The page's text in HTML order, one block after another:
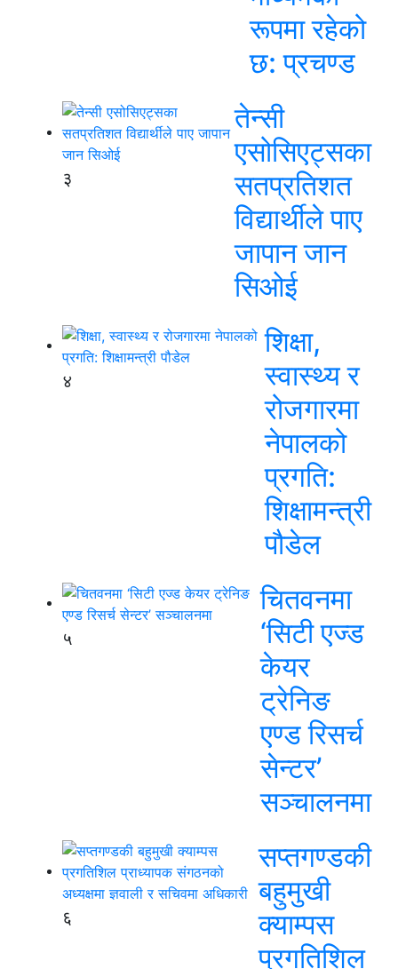
रूपमा रहेको
छ: प्रचण्ड
३
तेन्सी
एसोसिएट्सका
सतप्रतिशत
विद्यार्थीले पाए
जापान जान
सिओई
४
शिक्षा,
स्वास्थ्य र
रोजगारमा
नेपालको
प्रगति:
शिक्षामन्त्री
पौडेल
५
चितवनमा
‘सिटी एज्ड
केयर
ट्रेनिङ
एण्ड रिसर्च
सेन्टर’
सञ्चालनमा
६
सप्तगण्डकी
बहुमुखी
क्याम्पस
प्रगतिशिल